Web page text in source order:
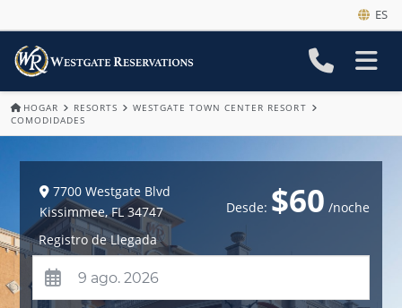
ES
HOGAR RESORTS
WESTGATE TOWN CENTER RESORT
COMODIDADES
7700 Westgate Blvd
Kissimmee,FL 34747 Desde: $60 /noche
Registro de Llegada